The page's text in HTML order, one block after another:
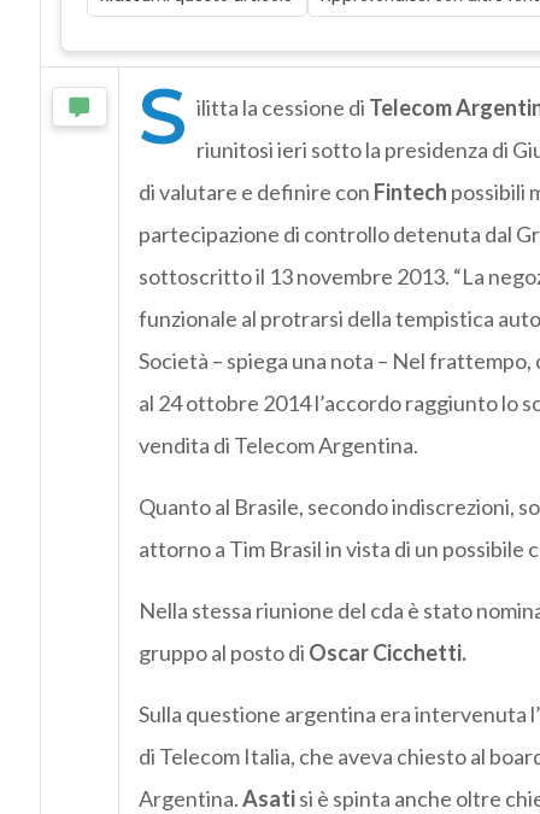
S ilitta la cessione di Telecom
riunitosi ieri sotto la presidenza di
di valutare e definire con Fintech possibili
partecipazione di controllo detenuta dal
sottoscritto il 13 novembre 2013. “La
funzionale al protrarsi della tempistica
Società – spiega una nota – Nel
al 24 ottobre 2014 l’accordo raggiunto lo
vendita di Telecom Argentina.
Quanto al Brasile, secondo indiscrezioni,
attorno a Tim Brasil in vista di un possibile
Nella stessa riunione del cda è stato
gruppo al posto di Oscar Cicchetti.
Sulla questione argentina era intervenuta
di Telecom Italia, che aveva chiesto al
Argentina.Asatisi è spinta anche oltre